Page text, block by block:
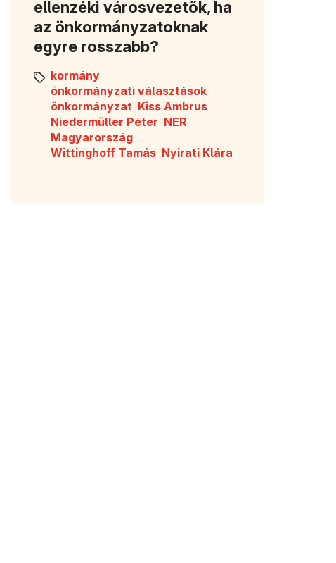
ellenzéki városvezetők, ha
az önkormányzatoknak
egyre rosszabb?
kormány
önkormányzati választások
önkormányzat Kiss Ambrus
Niedermüller Péter NER
Magyarország
Wittinghoff Tamás Nyirati Klára